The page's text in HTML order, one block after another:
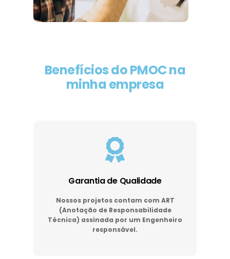
Benefícios do PMOC na
minha empresa
Garantia de Qualidade
Nossos projetos contam com ART
(Anotação de Responsabilidade
Técnica) assinada por um Engenheiro
responsável.